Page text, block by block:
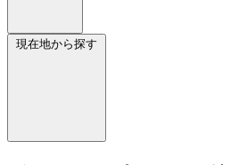
現在地から探す